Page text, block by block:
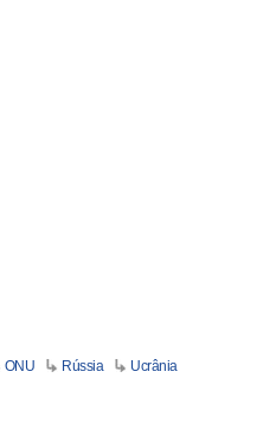
ONU Rússia Ucrânia